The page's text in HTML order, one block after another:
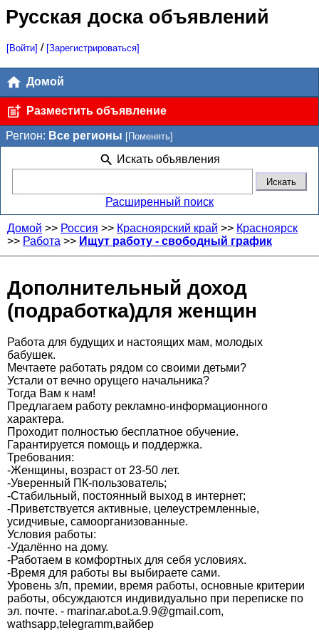
Русская доска объявлений
[Войти] / [Зарегистрироваться]
Домой
Разместить объявление
Регион: Все регионы [Поменять]
Искать объявления
Расширенный поиск
Домой >> Россия >> Красноярский край >> Красноярск
>> Работа >> Ищут работу - свободный график
Дополнительный доход
(подработка)для женщин
Работа для будущих и настоящих мам, молодых
бабушек.
Мечтаете работать рядом со своими детьми?
Устали от вечно орущего начальника?
Тогда Вам к нам!
Предлагаем работу рекламно-информационного
характера.
Проходит полностью бесплатное обучение.
Гарантируется помощь и поддержка.
Требования:
-Женщины, возраст от 23-50 лет.
-Уверенный ПК-пользователь;
-Стабильный, постоянный выход в интернет;
-Приветствуется активные, целеустремленные,
усидчивые, самоорганизованные.
Условия работы:
-Удалённо на дому.
-Работаем в комфортных для себя условиях.
-Время для работы вы выбираете сами.
Уровень з/п, премии, время работы, основные критерии
работы, обсуждаются индивидуально при переписке по
эл. почте. - marinar.abot.a.9.9@gmail.com,
wathsapp,telegramm,вайбер